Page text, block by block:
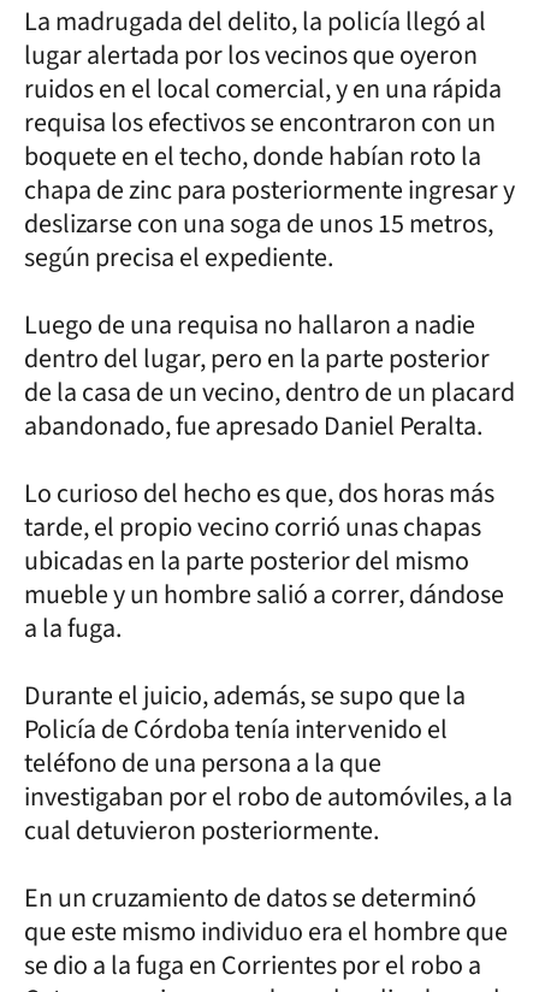
La madrugada del delito, la policía llegó al
lugar alertada por los vecinos que oyeron
ruidos en el local comercial, y en una rápida
requisa los efectivos se encontraron con un
boquete en el techo, donde habían roto la
chapa de zinc para posteriormente ingresar y
deslizarse con una soga de unos 15 metros,
según precisa el expediente.
Luego de una requisa no hallaron a nadie
dentro del lugar, pero en la parte posterior
de la casa de un vecino, dentro de un placard
abandonado, fue apresado Daniel Peralta.
Lo curioso del hecho es que, dos horas más
tarde, el propio vecino corrió unas chapas
ubicadas en la parte posterior del mismo
mueble y un hombre salió a correr, dándose
a la fuga.
Durante el juicio, además, se supo que la
Policía de Córdoba tenía intervenido el
teléfono de una persona a la que
investigaban por el robo de automóviles, a la
cual detuvieron posteriormente.
En un cruzamiento de datos se determinó
que este mismo individuo era el hombre que
se dio a la fuga en Corrientes por el robo a